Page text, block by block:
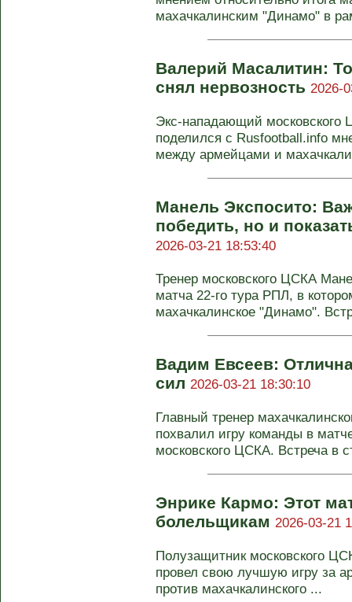
махачкалинским "Динамо" в
Валерий Масалитин:
снял нервозность 2026-
Экс-нападающий
поделился с Rusfootball.info
между армейцами и
Манель Экспосито:
победить, но и
2026-03-21 18:53:40
Тренер московского ЦСКА
матча 22-го тура РПЛ, в
махачкалинское "Динамо".
Вадим Евсеев:
сил 2026-03-21 18:30:10
Главный тренер
похвалил игру команды в
московского ЦСКА. Встреча в
Энрике Кармо: Этот
болельщикам 2026-03-21
Полузащитник московского
провел свою лучшую игру за
против махачкалинского ...